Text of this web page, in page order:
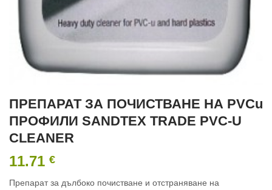
ПРЕПАРАТ ЗА ПОЧИСТВАНЕ НА PVCu
ПРОФИЛИ SANDTEX TRADE PVC-U
CLEANER
11.71 €
Препарат за дълбоко почистване и отстраняване на